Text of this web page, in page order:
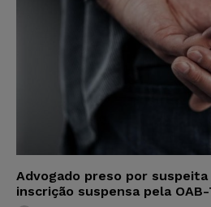
Advogado preso por
inscrição suspensa pela OAB-